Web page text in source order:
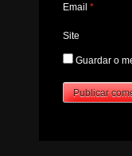
Email*
Site
Guardar o